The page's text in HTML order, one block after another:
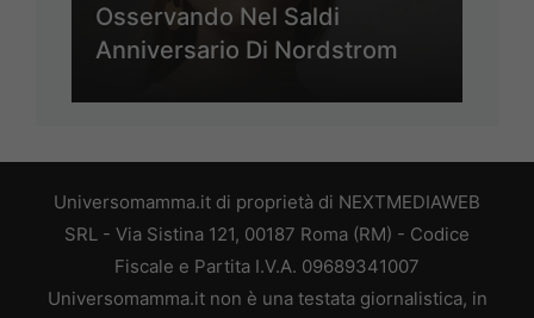
Osservando Nel Saldi
Anniversario Di Nordstrom
Universomamma.it di proprietà di NEXTMEDIAWEB
SRL - Via Sistina 121, 00187 Roma (RM) - Codice
Fiscale e Partita I.V.A. 09689341007
Universomamma.it non è una testata giornalistica, in